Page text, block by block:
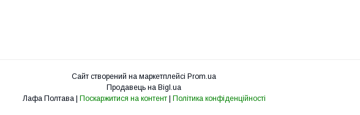
Сайт створений на маркетплейсі Prom.ua
Продавець на Bigl.ua
Поскаржитися на контент Політика конфіденційності